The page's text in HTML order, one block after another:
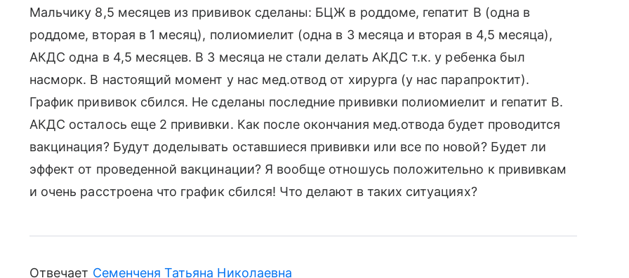
Мальчику 8,5 месяцев из прививок сделаны: БЦЖ в роддоме, гепатит В (одна в
роддоме, вторая в 1 месяц), полиомиелит (одна в 3 месяца и вторая в 4,5 месяца),
АКДС одна в 4,5 месяцев. В 3 месяца не стали делать АКДС т.к. у ребенка был
насморк. В настоящий момент у нас мед.отвод от хирурга (у нас парапроктит).
График прививок сбился. Не сделаны последние прививки полиомиелит и гепатит В.
АКДС осталось еще 2 прививки. Как после окончания мед.отвода будет проводится
вакцинация? Будут доделывать оставшиеся прививки или все по новой? Будет ли
эффект от проведенной вакцинации? Я вообще отношусь положительно к прививкам
и очень расстроена что график сбился! Что делают в таких ситуациях?
Отвечает Семенченя Татьяна Николаевна